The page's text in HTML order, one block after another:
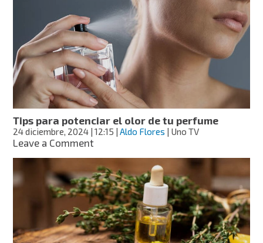
tener
una
piel
luminosa
antes
de
una
fiesta?
Tips para potenciar el olor de tu perfume
24 diciembre, 2024 | 12:15 |Aldo Flores | Uno TV
Leave a Commenton
para
potenciar
el
olor
de
tu
perfume